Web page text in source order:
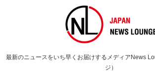
最新のニュースをいち早くお届けするメディアNews
ジ）